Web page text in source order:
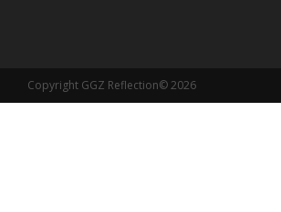
Copyright GGZ Reflection© 2026